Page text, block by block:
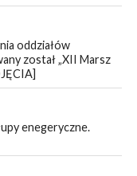
oddziałów
został „XII Marsz
enegeryczne.